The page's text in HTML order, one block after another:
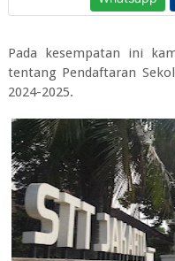
Pada kesempatan ini
tentang Pendaftaran
2024-2025.